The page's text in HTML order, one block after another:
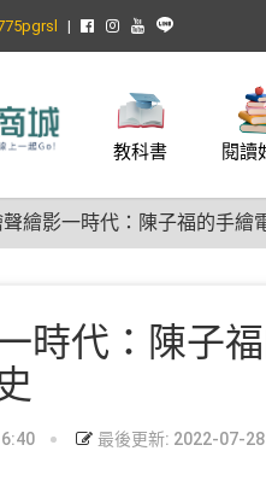
教科書 閱讀
聲繪影一時代：陳子福的手
時代：陳子
最後更新: 2022-07-